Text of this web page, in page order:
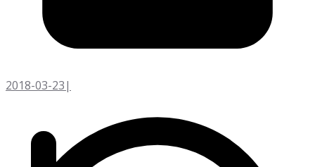
2018-03-23|